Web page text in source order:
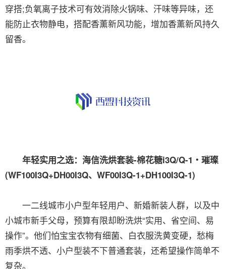
穿搭;负氧离子技术可有效消除火锅味、汗味等异味，还
能防止衣物静电，搭配香薰新风功能，增加香薰新风持久
留香。
年轻实用之选：海信洗烘套装-棉花糖i3Q/Q-1・璀璨
(WF100I3Q+DH00I3Q、WF00I3Q-1+DH100I3Q-1)
一二线城市小户型年轻用户、新婚新装人群，以及中
小城市新手父母，预算有限却盼洗烘“实用、省空间、易
操作”。他们怕宝宝衣物有细菌、白衣服洗黄变硬，愁梅
雨季烘不透、小户型装不下普通套装，还希望操作简单不
复杂。